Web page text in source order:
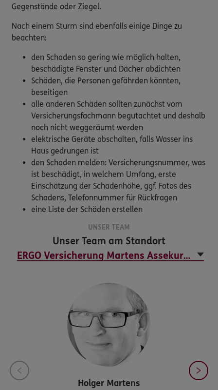
Gegenstände oder Ziegel.
Nach einem Sturm sind ebenfalls einige Dinge zu
beachten:
den Schaden so gering wie möglich halten,
beschädigte Fenster und Dächer abdichten
Schäden, die Personen gefährden könnten,
beseitigen
alle anderen Schäden sollten zunächst vom
Versicherungsfachmann begutachtet und deshalb
noch nicht weggeräumt werden
elektrische Geräte abschalten, falls Wasser ins
Haus gedrungen ist
den Schaden melden: Versicherungsnummer, was
ist beschädigt, in welchem Umfang, erste
Einschätzung der Schadenhöhe, ggf. Fotos des
Schadens, Telefonnummer für Rückfragen
eine Liste der Schäden erstellen
UNSER TEAM
Unser Team am Standort
Holger Martens